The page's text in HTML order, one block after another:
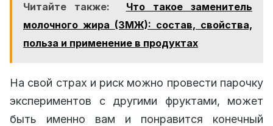
Читайте также:
Что такое заменитель
молочного жира (ЗМЖ): состав, свойства,
польза и применение в продуктах
На свой страх и риск можно провести парочку
экспериментов с другими фруктами, может
быть именно вам и понравится конечный